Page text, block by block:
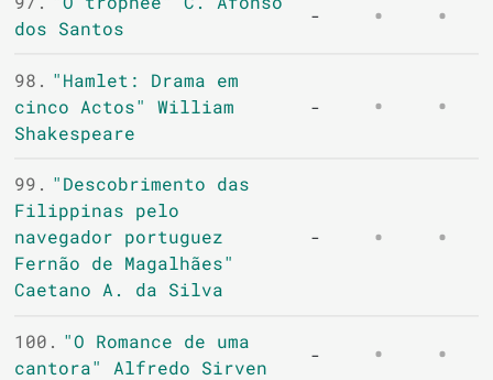
dos Santos
-
98. "Hamlet: Drama em
cinco Actos" William
Shakespeare
-
99. "Descobrimento das
Filippinas pelo
navegador portuguez
Fernão de Magalhães"
Caetano A. da Silva
-
100. "O Romance de uma
cantora" Alfredo Sirven
-